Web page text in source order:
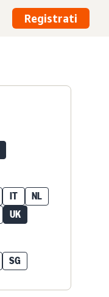
Registrati
IT
NL
UK
SG